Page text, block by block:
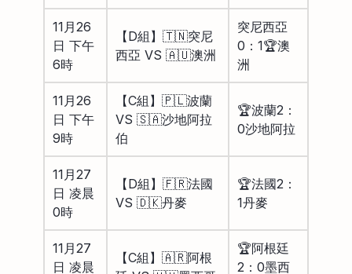
11月26
日 下午
6時
【D組】🇹🇳突尼
西亞 VS 🇦🇺澳洲
突尼西亞
0：1🏆澳
洲
11月26
日 下午
9時
【C組】🇵🇱波蘭
VS 🇸🇦沙地阿拉
伯
🏆波蘭2：
0沙地阿拉
11月27
日 凌晨
0時
【D組】🇫🇷法國
VS 🇩🇰丹麥
🏆法國2：
1丹麥
11月27
日 凌晨
【C組】🇦🇷阿根
🏆阿根廷
2：0墨西